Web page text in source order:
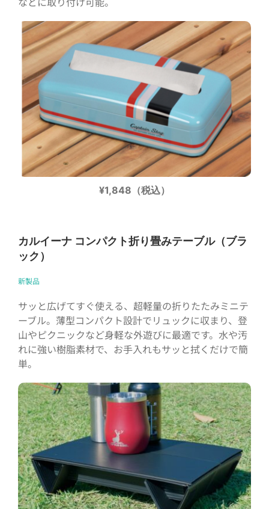
¥1,848（税込）
カルイーナ コンパクト折り畳みテーブル（ブラ
ック）
新製品
サッと広げてすぐ使える、超軽量の折りたたみミニテ
ーブル。薄型コンパクト設計でリュックに収まり、登
山やピクニックなど身軽な外遊びに最適です。水や汚
れに強い樹脂素材で、お手入れもサッと拭くだけで簡
単。